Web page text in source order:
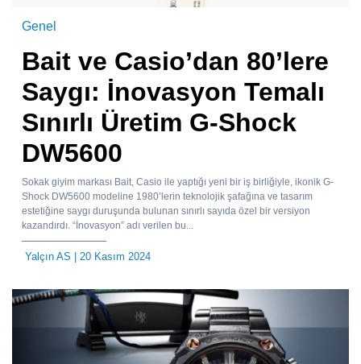
Genel
Bait ve Casio’dan 80’lere
Saygı: İnovasyon Temalı
Sınırlı Üretim G-Shock
DW5600
Sokak giyim markası Bait, Casio ile yaptığı yeni bir iş birliğiyle, ikonik G-
Shock DW5600 modeline 1980’lerin teknolojik şafağına ve tasarım
estetiğine saygı duruşunda bulunan sınırlı sayıda özel bir versiyon
kazandırdı. “İnovasyon” adı verilen bu...
Yalçın AS | 20 Kasım 2024